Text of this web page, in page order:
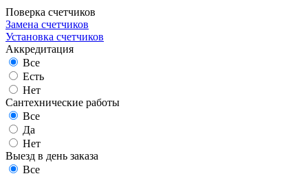
Поверка счетчиков
Замена счетчиков
Установка счетчиков
Аккредитация
Все
Есть
Нет
Сантехнические работы
Все
Да
Нет
Выезд в день заказа
Все